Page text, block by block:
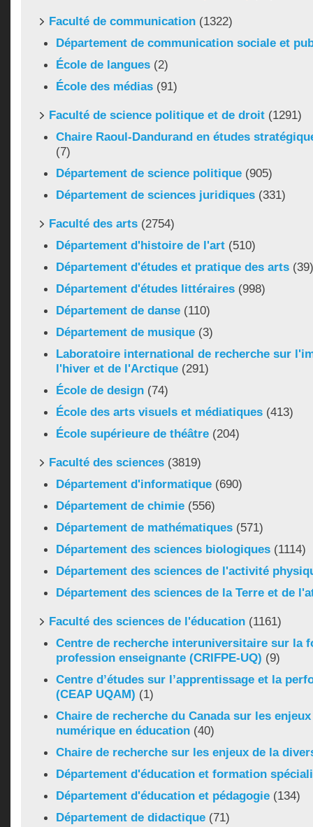
Faculté de communication (1322)
Département de communication sociale et
École de langues (2)
École des médias (91)
Faculté de science politique et de droit (1291)
Chaire Raoul-Dandurand en études
(7)
Département de science politique (905)
Département de sciences juridiques (331)
Faculté des arts (2754)
Département d'histoire de l'art (510)
Département d'études et pratique des arts (39)
Département d'études littéraires (998)
Département de danse (110)
Département de musique (3)
Laboratoire international de recherche sur
l'hiver et de l'Arctique (291)
École de design (74)
École des arts visuels et médiatiques (413)
École supérieure de théâtre (204)
Faculté des sciences (3819)
Département d'informatique (690)
Département de chimie (556)
Département de mathématiques (571)
Département des sciences biologiques (1114)
Département des sciences de l'activité
Département des sciences de la Terre et de
Faculté des sciences de l'éducation (1161)
Centre de recherche interuniversitaire sur la
profession enseignante (CRIFPE-UQ) (9)
Centre d’études sur l’apprentissage et la
(CEAP UQAM) (1)
Chaire de recherche du Canada sur les
numérique en éducation (40)
Chaire de recherche sur les enjeux de la
Département d'éducation et formation
Département d'éducation et pédagogie (134)
Département de didactique (71)